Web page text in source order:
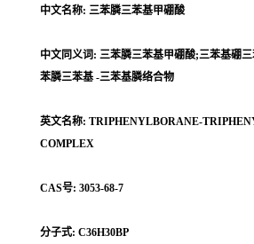
中文名称: 三苯膦三苯基甲硼酸
中文同义词: 三苯膦三苯基甲硼酸;三苯基硼
苯膦三苯基 -三苯基膦络合物
英文名称: TRIPHENYLBORANE-
COMPLEX
CAS号: 3053-68-7
分子式: C36H30BP